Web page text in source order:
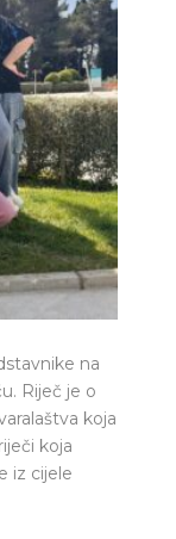
na
Riječ je o
koja
koja
iz cijele